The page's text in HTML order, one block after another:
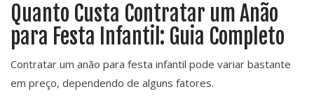
Quanto Custa Contratar um Anão
para Festa Infantil: Guia Completo
Contratar um anão para festa infantil pode variar bastante
em preço, dependendo de alguns fatores.